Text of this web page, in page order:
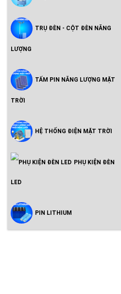
TRỤ ĐÈN - CỘT ĐÈN NĂNG
LƯỢNG
TẤM PIN NĂNG LƯỢNG MẶT
TRỜI
HỆ THỐNG ĐIỆN MẶT TRỜI
Inveter Hòa Lưới Có Lưu Trữ -
PHỤ KIỆN ĐÈN
LED
PIN LITHIUM